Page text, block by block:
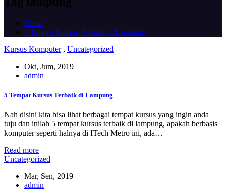
Home
5 Tempat Kursus Terbaik di Lampung
Kursus Komputer, Uncategorized
Okt, Jum, 2019
admin
5 Tempat Kursus Terbaik di Lampung
Nah disini kita bisa lihat berbagai tempat kursus yang ingin anda
tuju dan inilah 5 tempat kursus terbaik di lampung, apakah berbasis
komputer seperti halnya di ITech Metro ini, ada…
Read more
Uncategorized
Mar, Sen, 2019
admin